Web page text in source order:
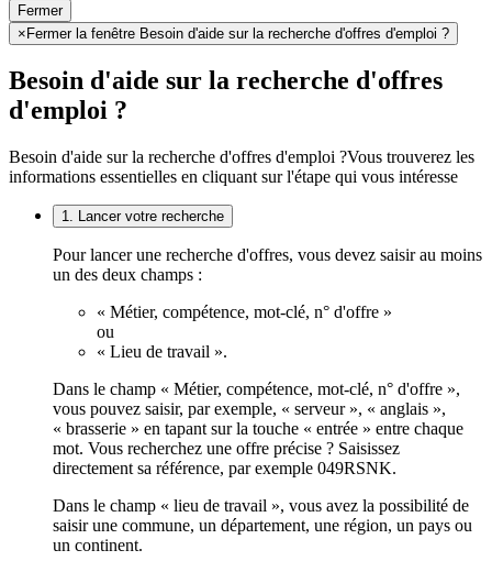
Fermer
×Fermer la fenêtre Besoin d'aide sur la recherche d'offres d'emploi ?
Besoin d'aide sur la recherche d'offres
d'emploi ?
Besoin d'aide sur la recherche d'offres d'emploi ?Vous trouverez les
informations essentielles en cliquant sur l'étape qui vous intéresse
1. Lancer votre recherche
Pour lancer une recherche d'offres, vous devez saisir au moins
un des deux champs :
« Métier, compétence, mot-clé, n° d'offre »
ou
« Lieu de travail ».
Dans le champ « Métier, compétence, mot-clé, n° d'offre »,
vous pouvez saisir, par exemple, « serveur », « anglais »,
« brasserie » en tapant sur la touche « entrée » entre chaque
mot. Vous recherchez une offre précise ? Saisissez
directement sa référence, par exemple 049RSNK.
Dans le champ « lieu de travail », vous avez la possibilité de
saisir une commune, un département, une région, un pays ou
un continent.